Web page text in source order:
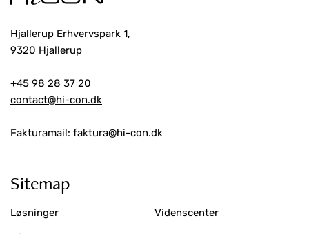
Hjallerup Erhvervspark 1,
9320 Hjallerup
+45 98 28 37 20
contact@hi-con.dk
Fakturamail: faktura@hi-con.dk
Sitemap
Løsninger Videnscenter